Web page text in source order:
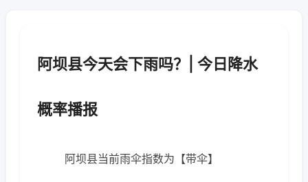
阿坝县今天会下雨吗？| 今日降水
概率播报
阿坝县当前雨伞指数为【带伞】